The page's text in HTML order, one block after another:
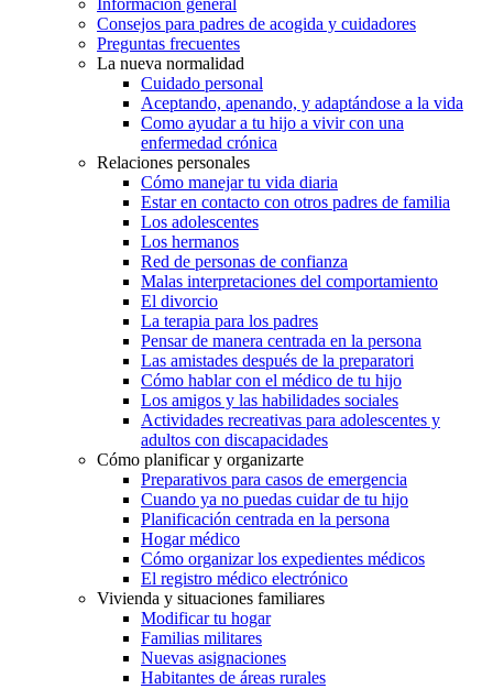
Consejos para padres de acogida y cuidadores
Preguntas frecuentes
La nueva normalidad
Cuidado personal
Aceptando, apenando, y adaptándose a la vida
Como ayudar a tu hijo a vivir con una
enfermedad crónica
Relaciones personales
Cómo manejar tu vida diaria
Estar en contacto con otros padres de familia
Los adolescentes
Los hermanos
Red de personas de confianza
Malas interpretaciones del comportamiento
El divorcio
La terapia para los padres
Pensar de manera centrada en la persona
Las amistades después de la preparatori
Cómo hablar con el médico de tu hijo
Los amigos y las habilidades sociales
Actividades recreativas para adolescentes y
adultos con discapacidades
Cómo planificar y organizarte
Preparativos para casos de emergencia
Cuando ya no puedas cuidar de tu hijo
Planificación centrada en la persona
Hogar médico
Cómo organizar los expedientes médicos
El registro médico electrónico
Vivienda y situaciones familiares
Modificar tu hogar
Familias militares
Nuevas asignaciones
Habitantes de áreas rurales